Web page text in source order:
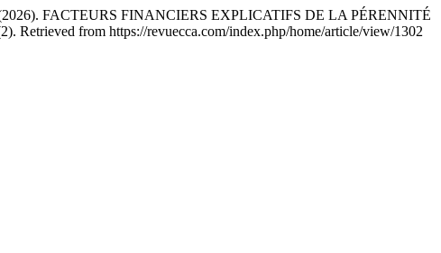
FACTEURS FINANCIERS EXPLICATIFS DE LA PÉRENNITÉ
Retrieved from https://revuecca.com/index.php/home/article/view/1302